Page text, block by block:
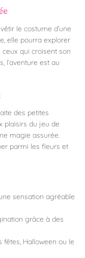
le costume d’une
elle pourra explorer
qui croisent son
l’aventure est au
des petites
plaisirs du jeu de
magie assurée.
parmi les fleurs et
sensation agréable
grâce à des
fêtes, Halloween ou le